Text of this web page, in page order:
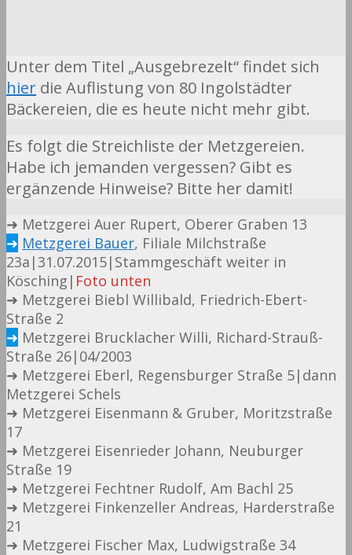
Unter dem Titel „Ausgebrezelt“ findet sich
hier die Auflistung von 80 Ingolstädter
Bäckereien, die es heute nicht mehr gibt.
Es folgt die Streichliste der Metzgereien.
Habe ich jemanden vergessen? Gibt es
ergänzende Hinweise? Bitte her damit!
➜ Metzgerei Auer Rupert, Oberer Graben 13
➜ Metzgerei Bauer, Filiale Milchstraße
23a|31.07.2015|Stammgeschäft weiter in
Kösching| Foto unten
➜ Metzgerei Biebl Willibald, Friedrich-Ebert-
Straße 2
➜ Metzgerei Brucklacher Willi, Richard-Strauß-
Straße 26|04/2003
➜ Metzgerei Eberl, Regensburger Straße 5|dann
Metzgerei Schels
➜ Metzgerei Eisenmann & Gruber, Moritzstraße
17
➜ Metzgerei Eisenrieder Johann, Neuburger
Straße 19
➜ Metzgerei Fechtner Rudolf, Am Bachl 25
➜ Metzgerei Finkenzeller Andreas, Harderstraße
21
➜ Metzgerei Fischer Max, Ludwigstraße 34